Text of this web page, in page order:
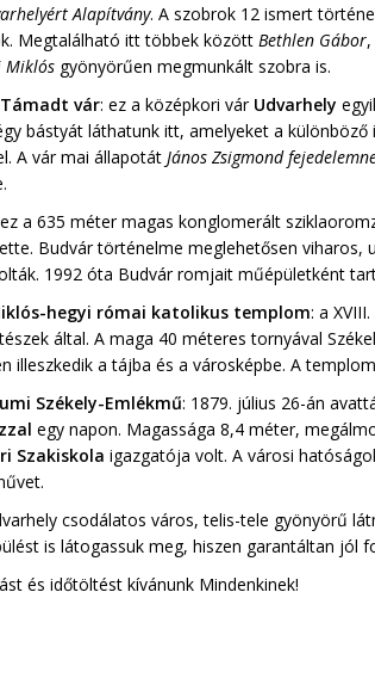
Alapítvány. A szobrok 12 ismert
Megtalálható itt többek között Bethlen Gábor,
Miklós gyönyörűen megmunkált szobra is.
vár: ez a középkori vár Udvarhely
bástyát láthatunk itt, amelyeket a
A vár mai állapotát János Zsigmond
a 635 méter magas konglomerált
Budvár történelme meglehetősen viharos,
1992 óta Budvár romjait műépületként
hegyi római katolikus templom: a
által. A maga 40 méteres tornyával
illeszkedik a tájba és a városképbe. A
Székely-Emlékmű: 1879. július 26-án
egy napon. Magassága 8,4 méter,
Szakiskola igazgatója volt. A városi
csodálatos város, telis-tele gyönyörű
is látogassuk meg, hiszen garantáltan jól
és időtöltést kívánunk Mindenkinek!